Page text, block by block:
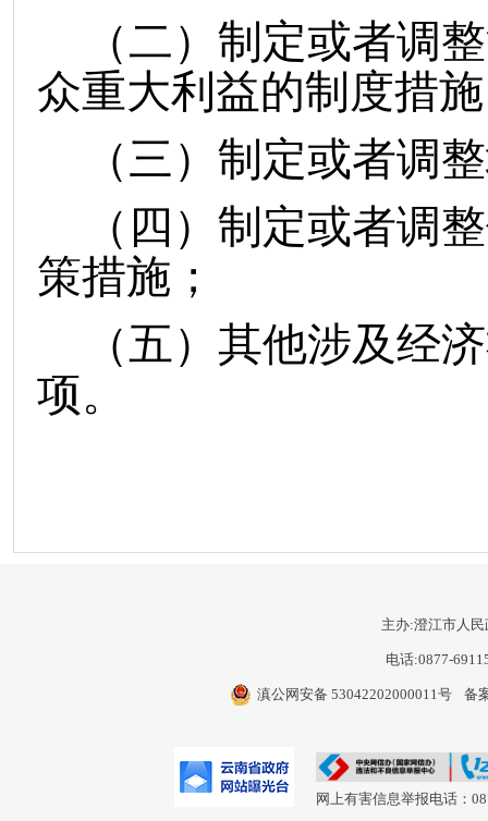
（二） 制定或者调
众重大利益的制度措
（三）制定或者调
（四）制定或者调
策措施；
（五）其他涉及经
项。
主办:澄江市人民
电话:0877-
滇公网安备 53042202000011号 备
网上有害信息举报电话：